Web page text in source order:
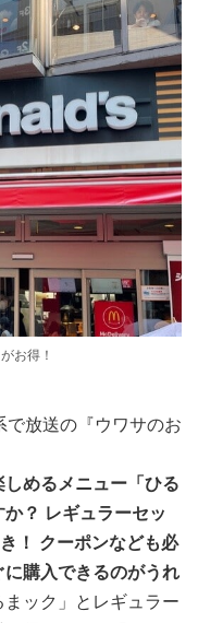
お得！
で放送の『ウワサのお
めるメニュー「ひる
？ レギュラーセッ
！ クーポンなども必
購入できるのがうれ
ック」とレギュラー